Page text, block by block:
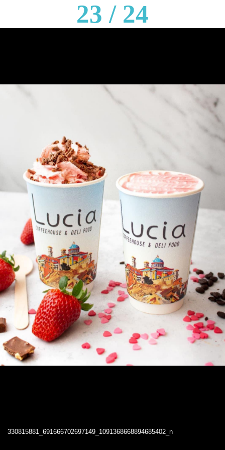
23 / 24
330815881_691666702697149_1091368668894685402_n